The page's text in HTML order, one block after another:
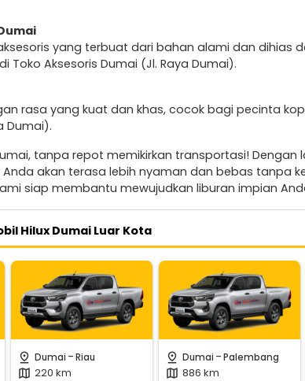
yang terbuat dari bahan alami dan dihias
Toko Aksesoris Dumai (Jl. Raya Dumai).
rasa yang kuat dan khas, cocok bagi pecinta
Dumai).
tanpa repot memikirkan transportasi! Dengan
akan terasa lebih nyaman dan bebas tanpa
siap membantu mewujudkan liburan impian
Hilux Dumai Luar Kota
pin_drop Dumai -Riau
map 220 km
pin_drop Dumai -Palembang
map 886 km